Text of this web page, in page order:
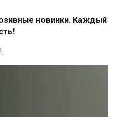
новинки. Каждый